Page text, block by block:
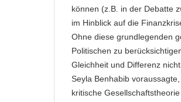
können (z.B. in der Debatte
im Hinblick auf die
Ohne diese grundlegenden
Politischen zu
Gleichheit und Differenz
Seyla Benhabib
kritische